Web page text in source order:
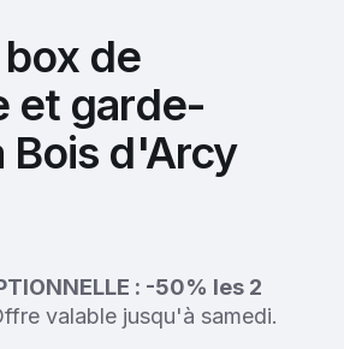
de
et garde-
Bois d'Arcy
: -50% les 2
valable jusqu'à samedi.